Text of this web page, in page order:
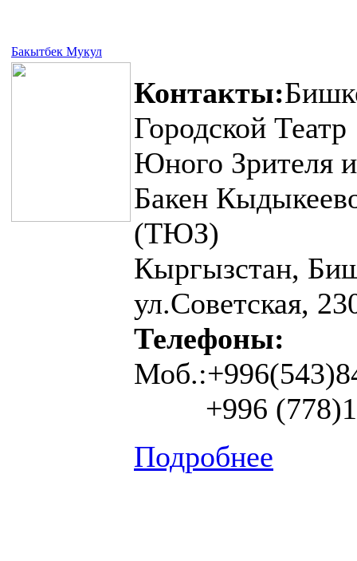
Бакытбек Мукул
Контакты:
Городской Театр
Юного Зрителя
Бакен
(ТЮЗ)
Кыргызстан,
ул.Советская,
Телефоны:
Моб.:+996(543)
+996 (778)
Подробнее